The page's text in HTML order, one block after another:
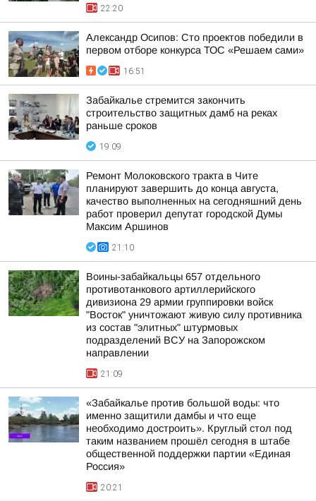
22:20
Александр Осипов: Сто проектов победили в
первом отборе конкурса ТОС «Решаем сами»
16:51
Забайкалье стремится закончить
строительство защитных дамб на реках
раньше сроков
19:09
Ремонт Молоковского тракта в Чите
планируют завершить до конца августа,
качество выполненных на сегодняшний день
работ проверил депутат городской Думы
Максим Аршинов
21:10
Воины-забайкальцы 657 отдельного
противотанкового артиллерийского
дивизиона 29 армии группировки войск
"Восток" уничтожают живую силу противника
из состав "элитных" штурмовых
подразделений ВСУ на Запорожском
направлении
21:09
«Забайкалье против большой воды: что
именно защитили дамбы и что еще
необходимо достроить». Круглый стол под
таким названием прошёл сегодня в штабе
общественной поддержки партии «Единая
Россия»
20:21